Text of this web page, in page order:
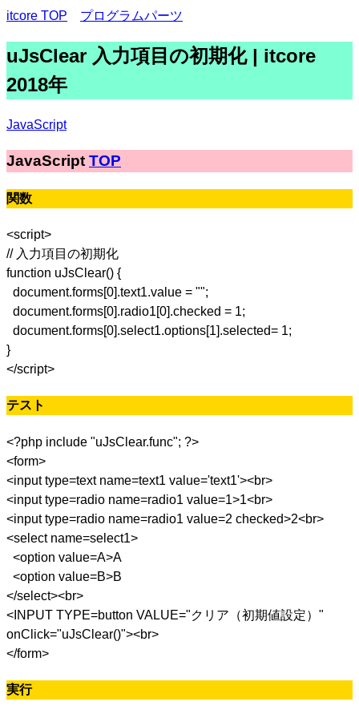
itcore TOP プログラムパーツ
uJsClear 入力項目の初期化 | itcore
2018年
JavaScript
JavaScript TOP
関数
<script>
// 入力項目の初期化
function uJsClear() {
document.forms[0].text1.value = "";
document.forms[0].radio1[0].checked = 1;
document.forms[0].select1.options[1].selected= 1;
}
</script>
テスト
<?php include "uJsClear.func"; ?>
<form>
<input type=text name=text1 value='text1'><br>
<input type=radio name=radio1 value=1>1<br>
<input type=radio name=radio1 value=2 checked>2<br>
<select name=select1>
<option value=A>A
<option value=B>B
</select><br>
<INPUT TYPE=button VALUE="クリア（初期値設定）"
onClick="uJsClear()"><br>
</form>
実行